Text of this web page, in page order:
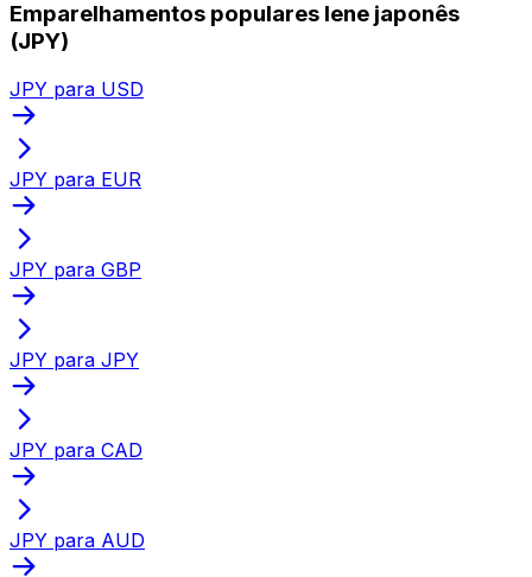
Emparelhamentos populares Iene japonês
(JPY)
JPY para USD
JPY para EUR
JPY para GBP
JPY para JPY
JPY para CAD
JPY para AUD